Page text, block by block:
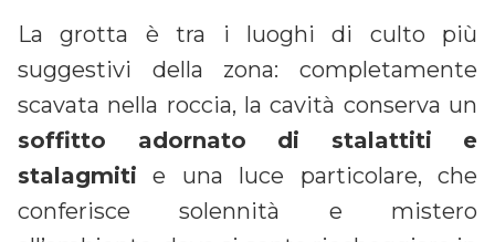
La grotta è tra i luoghi di culto più
suggestivi della zona: completamente
scavata nella roccia, la cavità conserva un
soffitto adornato di stalattiti e
stalagmiti e una luce particolare, che
conferisce solennità e mistero